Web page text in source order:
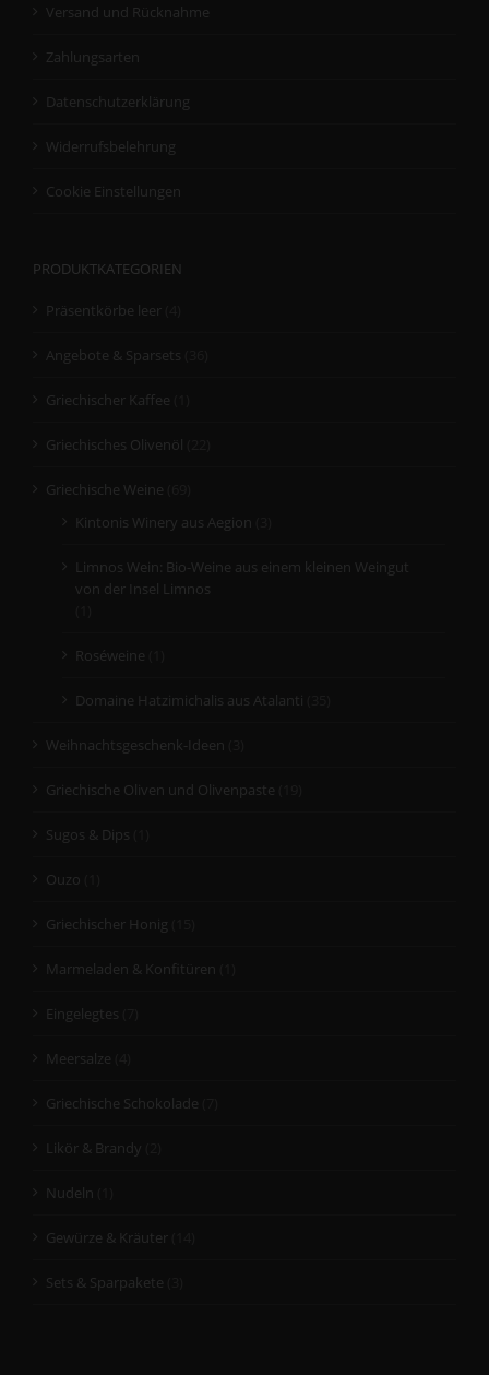
Versand und Rücknahme
Zahlungsarten
Datenschutzerklärung
Widerrufsbelehrung
Cookie Einstellungen
PRODUKTKATEGORIEN
Präsentkörbe leer
Angebote & Sparsets
Griechischer Kaffee
Griechisches Olivenöl
Griechische Weine
Kintonis Winery aus Aegion
Limnos Wein: Bio-Weine aus einem kleinen Weingut
von der Insel Limnos
Roséweine
Domaine Hatzimichalis aus Atalanti
Weihnachtsgeschenk-Ideen
Griechische Oliven und Olivenpaste
Sugos & Dips
Ouzo
Griechischer Honig
Marmeladen & Konfitüren
Eingelegtes
Meersalze
Griechische Schokolade
Likör & Brandy
Nudeln
Gewürze & Kräuter
Sets & Sparpakete